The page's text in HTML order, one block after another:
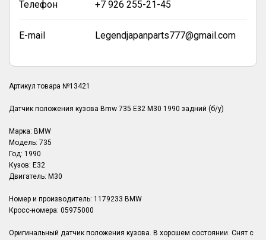
Телефон +7 926 255-21-45
E-mail Legendjapanparts777@gmail.com
Артикул товара №13421
Датчик положения кузова Bmw 735 E32 M30 1990 задний (б/у)
Марка: BMW
Модель: 735
Год: 1990
Кузов: E32
Двигатель: M30
Номер и производитель: 1179233 BMW
Кросс-номера: 05975000
Оригинальный датчик положения кузова. В хорошем состоянии. Снят с